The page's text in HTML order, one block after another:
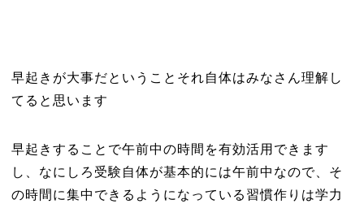
早起きが大事だということそれ自体はみなさん理解し
てると思います
早起きすることで午前中の時間を有効活用できます
し、なにしろ受験自体が基本的には午前中なので、そ
の時間に集中できるようになっている習慣作りは学力